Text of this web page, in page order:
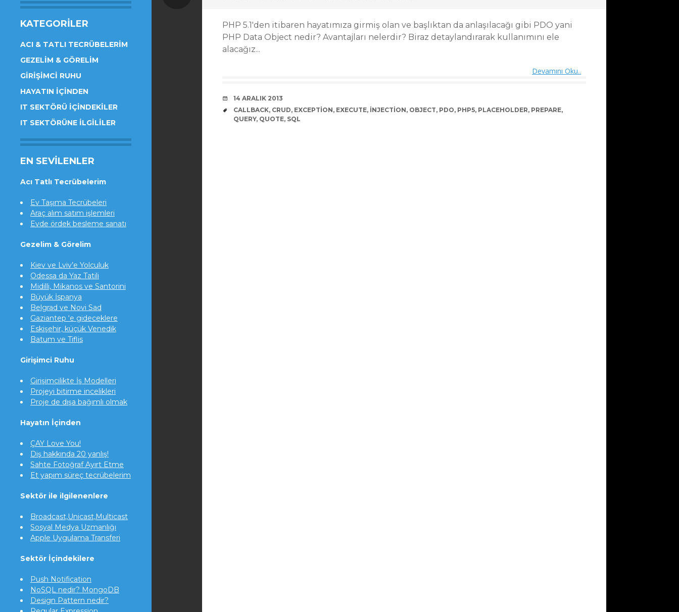
KATEGORILER
ACI & TATLI TECRÜBELERIM
GEZELIM & GÖRELIM
GIRIŞIMCI RUHU
HAYATIN İÇINDEN
IT SEKTÖRÜ İÇINDEKILER
IT SEKTÖRÜNE İLGILILER
EN SEVILENLER
Acı Tatlı Tecrübelerim
Ev Taşıma Tecrübeleri
Araç alım satım işlemleri
Evde ördek besleme sanatı
Gezelim & Görelim
Kiev ve Lviv’e Yolculuk
Odessa da Yaz Tatili
Midilli, Mikanos ve Santorini
Büyük İspanya
Belgrad ve Novi Sad
Gaziantep ‘e gideceklere
Eskişehir, küçük Venedik
Batum ve Tiflis
Girişimci Ruhu
Girişimcilikte İş Modelleri
Projeyi bitirme incelikleri
Proje de dışa bağımlı olmak
Hayatın İçinden
ÇAY Love You!
Diş hakkında 20 yanlış!
Sahte Fotoğraf Ayırt Etme
Et yapım süreç tecrübelerim
Sektör ile ilgilenenlere
Broadcast,Unicast,Multicast
Sosyal Medya Uzmanlığı
Apple Uygulama Transferi
Sektör İçindekilere
Push Notification
NoSQL nedir? MongoDB
Design Pattern nedir?
PHP 5.1'den itibaren hayatımıza girmiş olan ve başlıktan da anlaşılacağı gibi PDO yani
PHP Data Object nedir? Avantajları nelerdir? Biraz detaylandırarak kullanımını ele
alacağız...
Devamını Oku..
DATE
14 ARALIK 2013
TAGS
CALLBACK, CRUD, EXCEPTION, EXECUTE, INJECTION, OBJECT, PDO, PHP5, PLACEHOLDER, PREPARE,
QUERY, QUOTE, SQL